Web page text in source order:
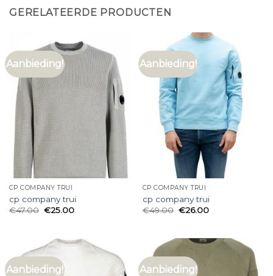
GERELATEERDE PRODUCTEN
Aanbieding!
CP COMPANY TRUI
cp company trui
€47.00 €25.00
Aanbieding!
CP COMPANY TRUI
cp company trui
€49.00 €26.00
Aanbieding! Aanbieding!